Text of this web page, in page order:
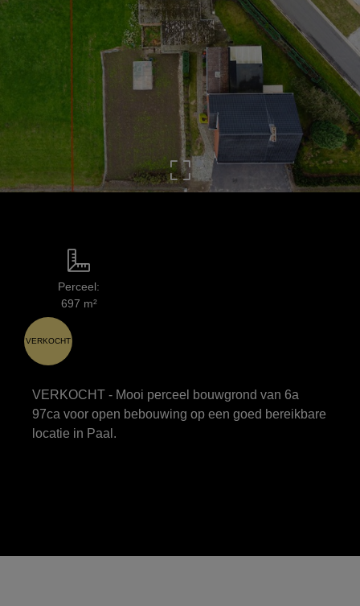
Perceel:
697 m²
VERKOCHT
VERKOCHT - Mooi perceel bouwgrond van 6a
97ca voor open bebouwing op een goed bereikbare
locatie in Paal.